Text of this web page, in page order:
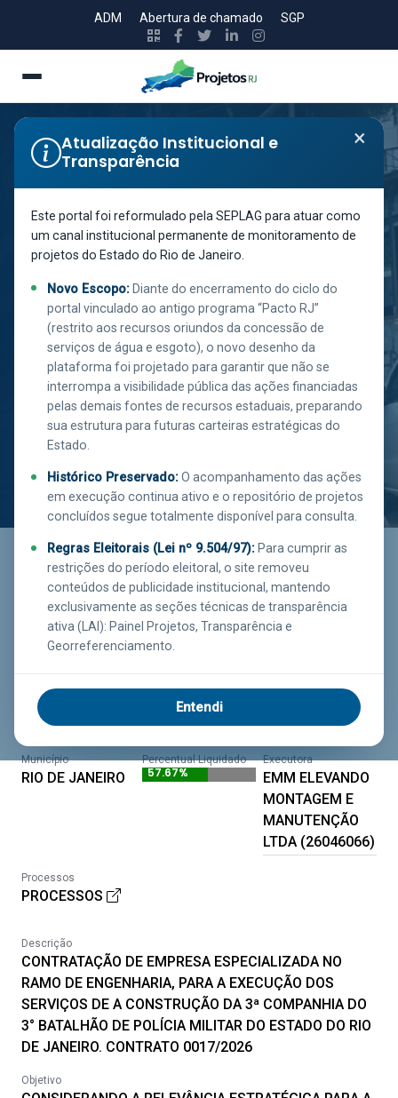
ADM Abertura de chamado SGP
×
Atualização Institucional e
Transparência
Este portal foi reformulado pela SEPLAG para atuar como
um canal institucional permanente de monitoramento de
projetos do Estado do Rio de Janeiro.
Novo Escopo:Diante do encerramento do ciclo do
portal vinculado ao antigo programa “Pacto RJ”
(restrito aos recursos oriundos da concessão de
serviços de água e esgoto), o novo desenho da
plataforma foi projetado para garantir que não se
interrompa a visibilidade pública das ações financiadas
pelas demais fontes de recursos estaduais, preparando
sua estrutura para futuras carteiras estratégicas do
Estado.
Histórico Preservado:O acompanhamento das ações
em execução continua ativo e o repositório de projetos
concluídos segue totalmente disponível para consulta.
Regras Eleitorais (Lei nº 9.504/97):Para cumprir as
restrições do período eleitoral, o site removeu
conteúdos de publicidade institucional, mantendo
exclusivamente as seções técnicas de transparência
ativa (LAI): Painel Projetos, Transparência e
Georreferenciamento.
Entendi
CONSTRUÇÃO
DA 3ª
COMPAINHA DO
3° BATALHÃO DE
POLÍCIA MILITAR
DO ESTADO DO
RIO DE JANEIRO
Saiba mais
Executor
EMOP
Investimento
R$ 1.400.055,86
Função
Estágio
EM EXECUÇÃO
Município
RIO DE JANEIRO
Percentual Liquidado
57.67%
Executora
EMM ELEVANDO
MONTAGEM E
MANUTENÇÃO
LTDA (26046066)
Processos
PROCESSOS
Descrição
CONTRATAÇÃO DE EMPRESA ESPECIALIZADA NO
RAMO DE ENGENHARIA, PARA A EXECUÇÃO DOS
SERVIÇOS DE A CONSTRUÇÃO DA 3ª COMPANHIA DO
3° BATALHÃO DE POLÍCIA MILITAR DO ESTADO DO RIO
DE JANEIRO. CONTRATO 0017/2026
Objetivo